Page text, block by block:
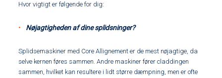
Hvor vigtigt er følgende for dig:
Nøjagtigheden af dine splidsninger?
Splidsemaskiner med Core Allignement er de mest nøjagtige, da
selve kernen føres sammen. Andre maskiner fører claddingen
sammen, hvilket kan resultere i lidt større dæmpning, men er ofte